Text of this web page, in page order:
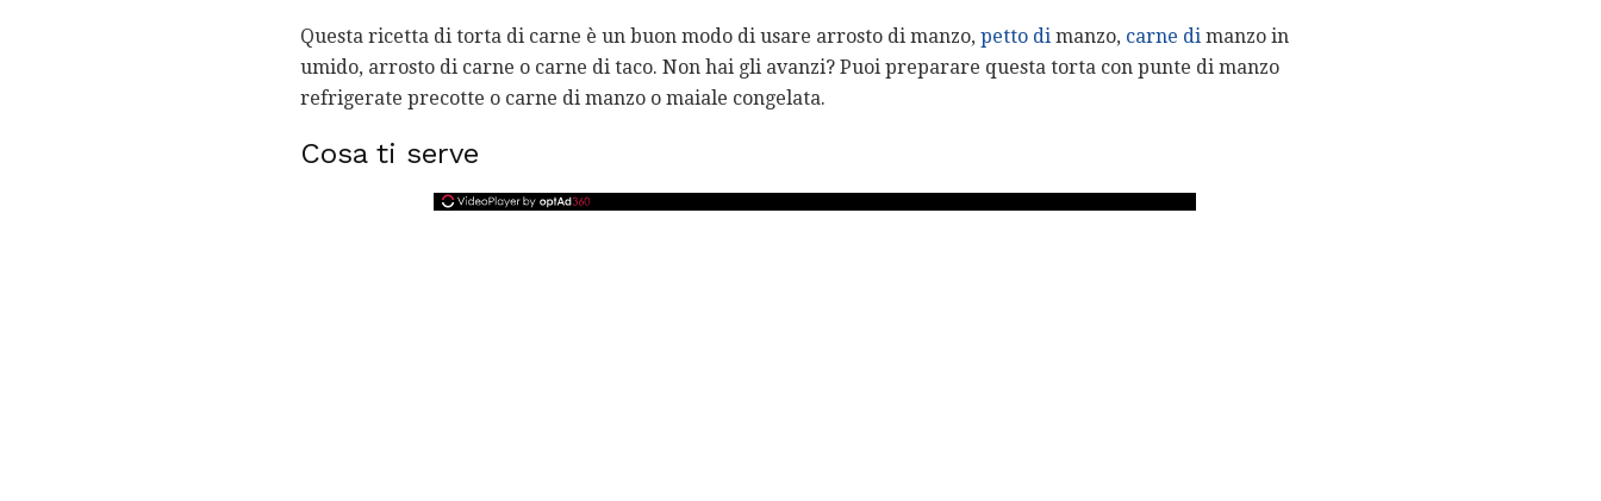
Questa ricetta di torta di carne è un buon modo di usare arrosto di manzo, petto di manzo, carne di manzo in
umido, arrosto di carne o carne di taco. Non hai gli avanzi? Puoi preparare questa torta con punte di manzo
refrigerate precotte o carne di manzo o maiale congelata.
Cosa ti serve